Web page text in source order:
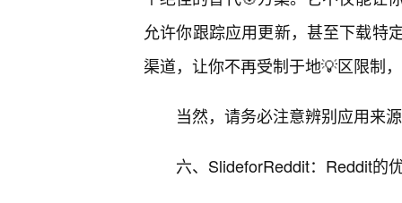
允许你跟踪应用更新，甚至下载特
渠道，让你不再受制于地💡区限制
当然，请务必注意辨别应用来
六、SlideforReddit：Reddit的